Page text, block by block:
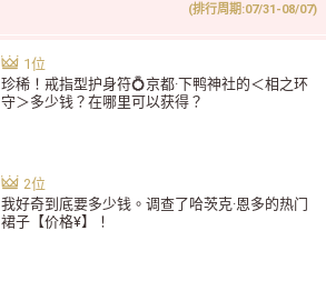
(排行周期:07/31-08/07)
珍稀！戒指型护身符💍京都·下鸭神社的＜相之环
守＞多少钱？在哪里可以获得？
我好奇到底要多少钱。调查了哈茨克·恩多的热门
裙子【价格¥】！